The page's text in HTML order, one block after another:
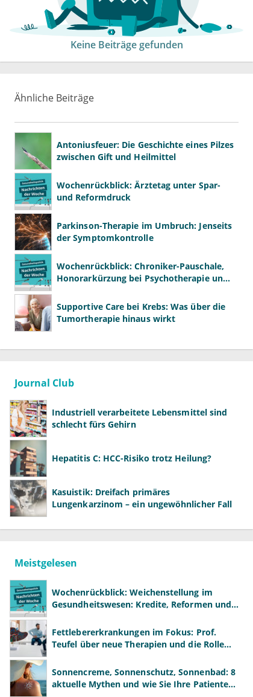
Keine Beiträge gefunden
Ähnliche Beiträge
Antoniusfeuer: Die Geschichte eines Pilzes
zwischen Gift und Heilmittel
Wochenrückblick: Ärztetag unter Spar-
und Reformdruck
Parkinson-Therapie im Umbruch: Jenseits
der Symptomkontrolle
Wochenrückblick: Chroniker-Pauschale,
Honorarkürzung bei Psychotherapie und
Supportive Care bei Krebs: Was über die
Tumortherapie hinaus wirkt
Journal Club
Industriell verarbeitete Lebensmittel sind
schlecht fürs Gehirn
Hepatitis C: HCC-Risiko trotz Heilung?
Kasuistik: Dreifach primäres
Lungenkarzinom – ein ungewöhnlicher Fall
Meistgelesen
Wochenrückblick: Weichenstellung im
Gesundheitswesen: Kredite, Reformen und
Fettlebererkrankungen im Fokus: Prof.
Teufel über neue Therapien und die Rolle
Sonnencreme, Sonnenschutz, Sonnenbad: 8
aktuelle Mythen und wie Sie Ihre Patienten